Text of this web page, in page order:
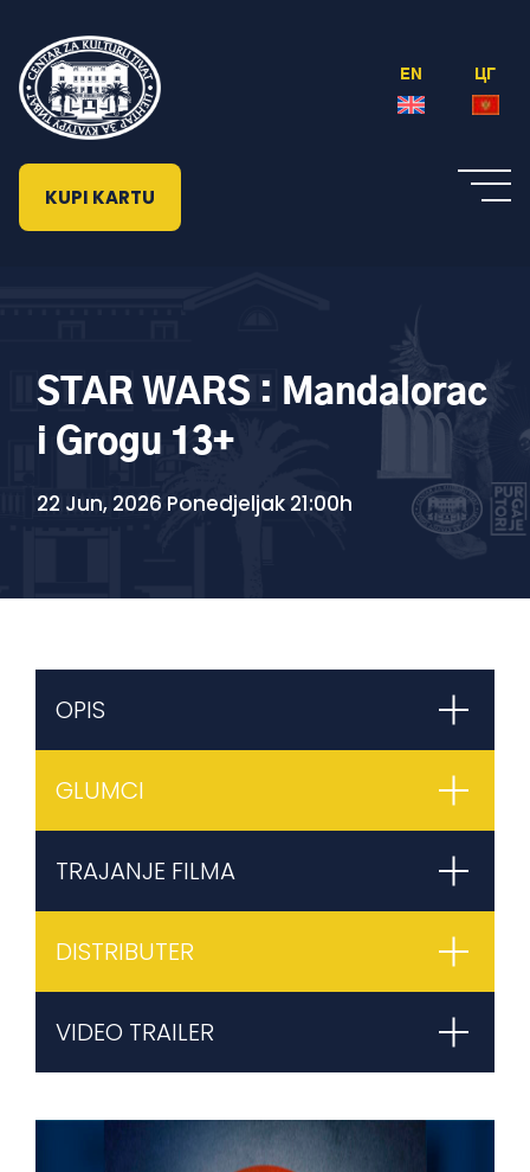
EN ЦГ
KUPI KARTU
STAR WARS : Mandalorac
i Grogu 13+
22 Jun, 2026 Ponedjeljak 21:00h
OPIS
GLUMCI
TRAJANJE FILMA
DISTRIBUTER
VIDEO TRAILER